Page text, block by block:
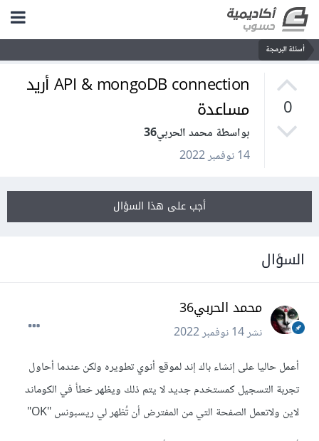
أسئلة البرمجة
0
API & mongoDB connection أريد
مساعدة
بواسطة محمد الحربي36
14 نوفمبر 2022
أجب على هذا السؤال
السؤال
محمد الحربي36
نشر14 نوفمبر 2022
أعمل حاليا على إنشاء باك إند لموقع أنوي تطويره ولكن عندما أحاول
تجربة التسجيل كمستخدم جديد لا يتم ذلك ويظهر خطأ في الكوماند
لاين ولاتعمل الصفحة التي من المفترض أن تُظهر لي ريسبونس "OK"